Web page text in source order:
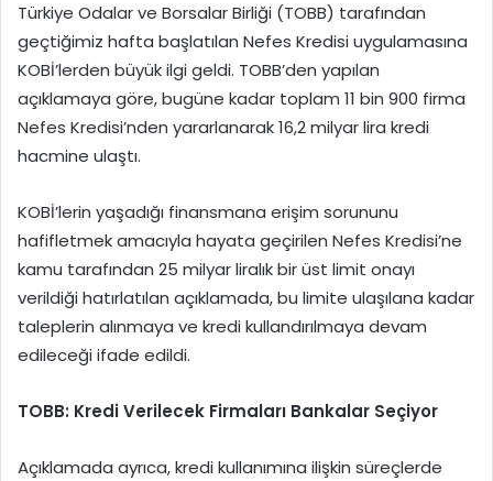
Türkiye Odalar ve Borsalar Birliği (TOBB) tarafından
geçtiğimiz hafta başlatılan Nefes Kredisi uygulamasına
KOBİ’lerden büyük ilgi geldi. TOBB’den yapılan
açıklamaya göre, bugüne kadar toplam 11 bin 900 firma
Nefes Kredisi’nden yararlanarak 16,2 milyar lira kredi
hacmine ulaştı.
KOBİ’lerin yaşadığı finansmana erişim sorununu
hafifletmek amacıyla hayata geçirilen Nefes Kredisi’ne
kamu tarafından 25 milyar liralık bir üst limit onayı
verildiği hatırlatılan açıklamada, bu limite ulaşılana kadar
taleplerin alınmaya ve kredi kullandırılmaya devam
edileceği ifade edildi.
TOBB: Kredi Verilecek Firmaları Bankalar Seçiyor
Açıklamada ayrıca, kredi kullanımına ilişkin süreçlerde